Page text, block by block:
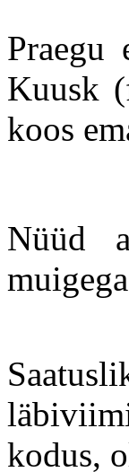
Praegu
Kuusk
koos
Nüüd
kodus,